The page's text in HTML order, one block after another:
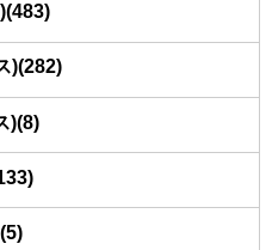
)(282)
)(8)